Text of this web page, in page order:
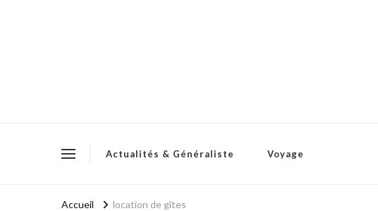
Actualités & Généraliste Voyage
Accueil location de gîtes